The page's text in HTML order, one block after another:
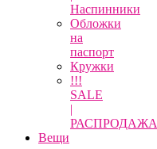
Наспинники
Обложки
на
паспорт
Кружки
!!!
SALE
|
РАСПРОДАЖА
Вещи